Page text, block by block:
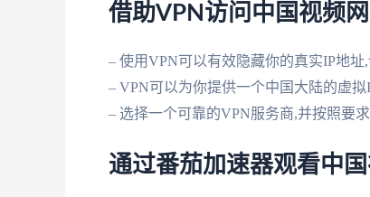
借助VPN访问中国视频
– 使用VPN可以有效隐藏你的真实IP地址
– VPN可以为你提供一个中国大陆的虚拟
– 选择一个可靠的VPN服务商,并按照要
通过番茄加速器观看中